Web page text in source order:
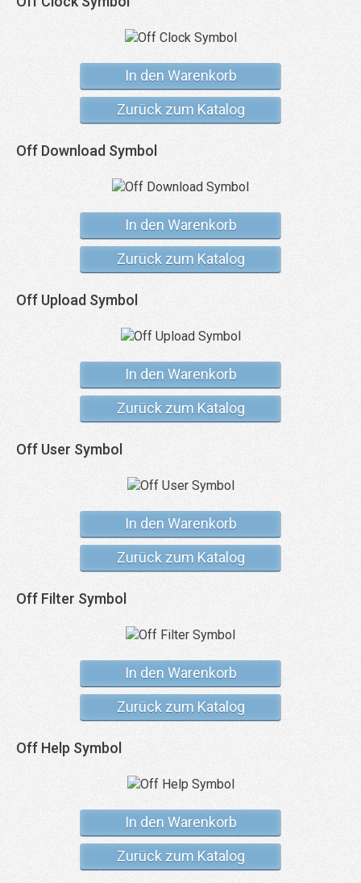
In den Warenkorb
Zurück zum Katalog
Off Download Symbol
In den Warenkorb
Zurück zum Katalog
Off Upload Symbol
In den Warenkorb
Zurück zum Katalog
Off User Symbol
In den Warenkorb
Zurück zum Katalog
Off Filter Symbol
In den Warenkorb
Zurück zum Katalog
Off Help Symbol
In den Warenkorb
Zurück zum Katalog